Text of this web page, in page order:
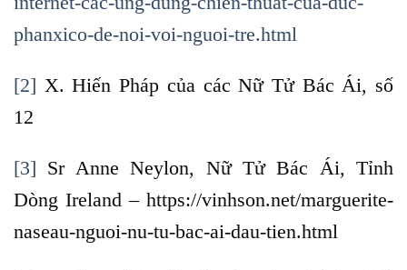
phanxico-de-noi-voi-nguoi-tre.html
[2] X. Hiến Pháp của các Nữ Tử Bác Ái, số
12
[3] Sr Anne Neylon, Nữ Tử Bác Ái, Tỉnh
Dòng Ireland – https://vinhson.net/marguerite-
naseau-nguoi-nu-tu-bac-ai-dau-tien.html